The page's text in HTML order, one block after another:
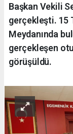
Başkan Vekili
gerçekleşti. 15
Meydanında
gerçekleşen
görüşüldü.